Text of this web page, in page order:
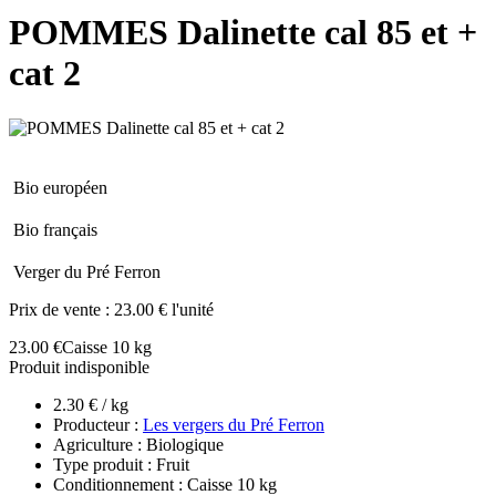
POMMES Dalinette cal 85 et +
cat 2
Bio européen
Bio français
Verger du Pré Ferron
Prix de vente : 23.00 € l'unité
23.00 €Caisse 10 kg
Produit indisponible
2.30 € / kg
Producteur : Les vergers du Pré Ferron
Agriculture : Biologique
Type produit : Fruit
Conditionnement : Caisse 10 kg